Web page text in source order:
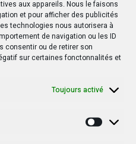
aux appareils. Nous le faisons
et pour afficher des publicités
technologies nous autorisera à
de navigation ou les ID
consentir ou de retirer son
sur certaines fonctonnalités et
Toujours activé